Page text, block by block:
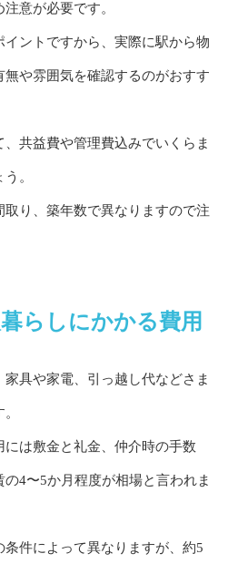
意が必要です。
ントですから、実際に駅から物
や雰囲気を確認するのがおすす
、共益費や管理費込みでいくらま
。
り、築年数で異なりますので注
らしにかかる費用
具や家電、引っ越し代などさま
は敷金と礼金、仲介時の手数
4〜5か月程度が相場と言われま
件によって異なりますが、約5